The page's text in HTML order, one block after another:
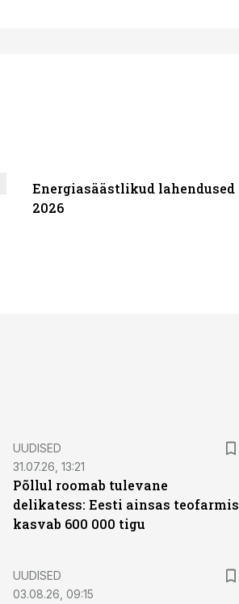
Energiasäästlikud lahendused
2026
UUDISED
31.07.26, 13:21
Põllul roomab tulevane
delikatess: Eesti ainsas teofarmis
kasvab 600 000 tigu
UUDISED
03.08.26, 09:15